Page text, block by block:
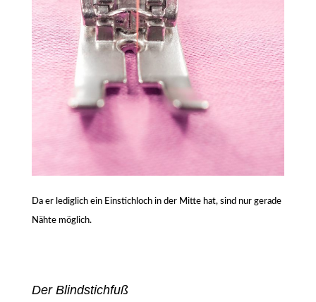
Da er lediglich ein Einstichloch in der Mitte hat, sind nur gerade
Nähte möglich.
Der Blindstichfuß